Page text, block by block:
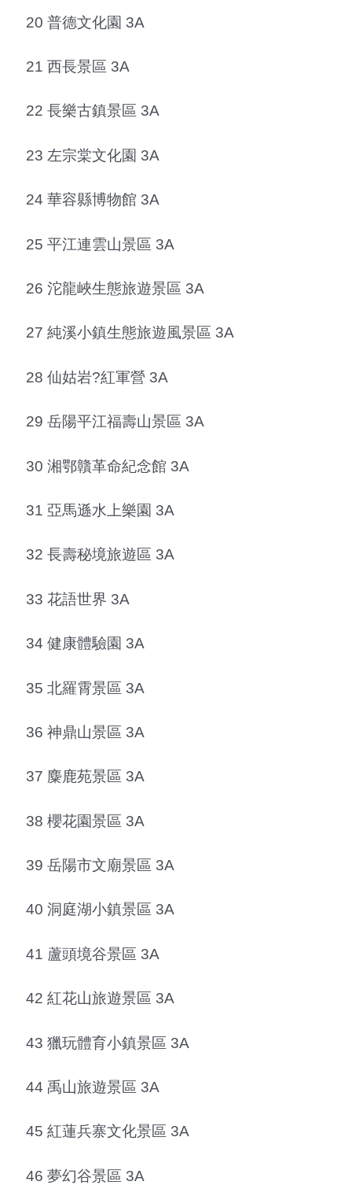
20 普德文化園 3A
21 西長景區 3A
22 長樂古鎮景區 3A
23 左宗棠文化園 3A
24 華容縣博物館 3A
25 平江連雲山景區 3A
26 沱龍峽生態旅遊景區 3A
27 純溪小鎮生態旅遊風景區 3A
28 仙姑岩?紅軍營 3A
29 岳陽平江福壽山景區 3A
30 湘鄂贛革命紀念館 3A
31 亞馬遜水上樂園 3A
32 長壽秘境旅遊區 3A
33 花語世界 3A
34 健康體驗園 3A
35 北羅霄景區 3A
36 神鼎山景區 3A
37 麋鹿苑景區 3A
38 櫻花園景區 3A
39 岳陽市文廟景區 3A
40 洞庭湖小鎮景區 3A
41 蘆頭境谷景區 3A
42 紅花山旅遊景區 3A
43 獵玩體育小鎮景區 3A
44 禹山旅遊景區 3A
45 紅蓮兵寨文化景區 3A
46 夢幻谷景區 3A